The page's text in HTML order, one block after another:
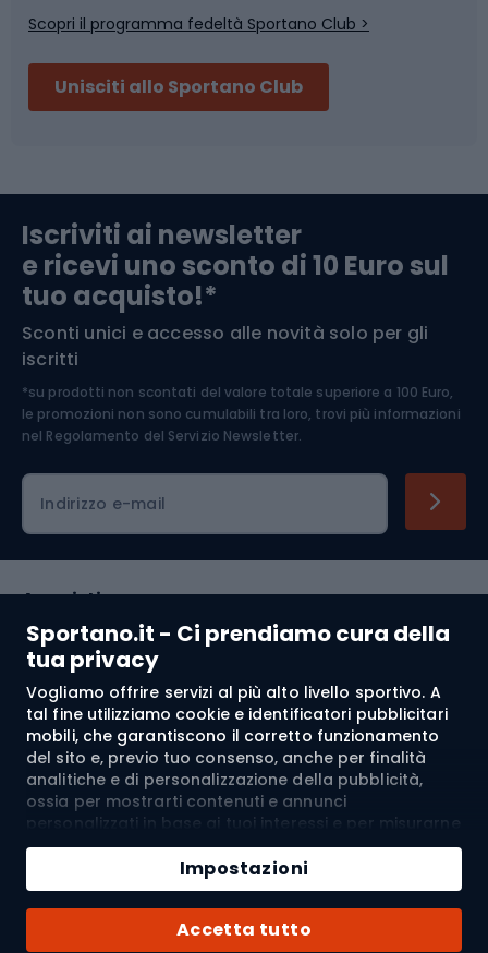
Sportano.it - Ci prendiamo cura della
tua privacy
Vogliamo offrire servizi al più alto livello sportivo. A
tal fine utilizziamo cookie e identificatori pubblicitari
mobili, che garantiscono il corretto funzionamento
del sito e, previo tuo consenso, anche per finalità
analitiche e di personalizzazione della pubblicità,
ossia per mostrarti contenuti e annunci
personalizzati in base ai tuoi interessi e per misurarne
l’efficacia. I cookie e gli identificatori pubblicitari
mobili possono essere utilizzati sia per attività
pubblicitarie personalizzate sia non personalizzate, a
seconda dei consensi da te espressi. Se clicchi su
“Accetta tutto”, acconsenti al trattamento dei tuoi
Accetta tutto
Impostazioni
Quantità
Aggiungi al carrello
Acquista con
Abbigliamento da escursionismo
Componenti per biciclette
Arrampicata
Medicina dello sport
Abbigliamento ciclistico
Scopri il programma fedeltà Sportano Club >
Unisciti allo Sportano Club
Iscriviti ai newsletter
e ricevi uno sconto di 10 Euro sul
tuo acquisto!*
Sconti unici e accesso alle novità solo per gli
iscritti
*su prodotti non scontati del valore totale superiore a 100 Euro,
le promozioni non sono cumulabili tra loro, trovi più informazioni
nel Regolamento del Servizio Newsletter.
Indirizzo e-mail
Acquisti
Servizio clienti
Regolamento
Chi siamo
© 2026 Sportano